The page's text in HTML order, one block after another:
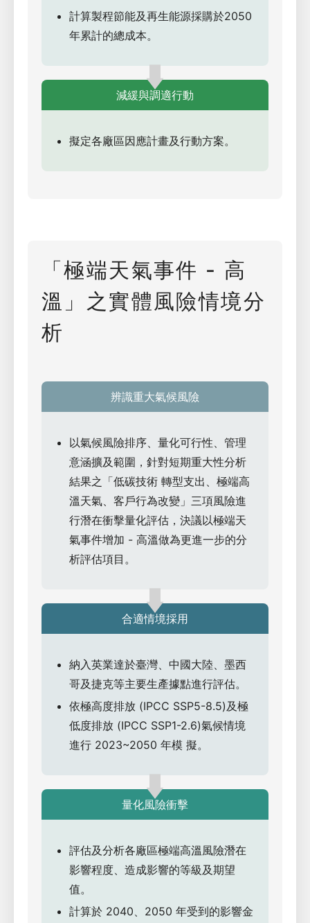
計算製程節能及再生能源採購於2050
年累計的總成本。
減緩與調適行動
擬定各廠區因應計畫及行動方案。
「極端天氣事件 - 高
溫」之實體風險情境分
析
辨識重大氣候風險
以氣候風險排序、量化可行性、管理
意涵擴及範圍，針對短期重大性分析
結果之「低碳技術 轉型支出、極端高
溫天氣、客戶行為改變」三項風險進
行潛在衝擊量化評估，決議以極端天
氣事件增加 - 高溫做為更進一步的分
析評估項目。
合適情境採用
納入英業達於臺灣、中國大陸、墨西
哥及捷克等主要生產據點進行評估。
依極高度排放 (IPCC SSP5-8.5)及極
低度排放 (IPCC SSP1-2.6)氣候情境
進行 2023~2050 年模 擬。
量化風險衝擊
評估及分析各廠區極端高溫風險潛在
影響程度、造成影響的等級及期望
值。
計算於 2040、2050 年受到的影響金